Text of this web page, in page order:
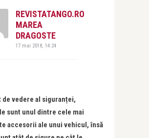
REVISTATANGO.RO
MAREA
DRAGOSTE
17 mai 2018, 14:24
de vedere al siguranței,
sunt unul dintre cele mai
accesorii ale unui vehicul, însă